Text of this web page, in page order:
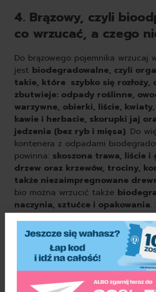
4. Brązowy, czyli
co wrzucać, a czego
Do brązowego pojemnika wrzucaj
jest biodegradowalne, czyli
takie, które szybko się rozłoży,
zbutwieje: odpady roślinne,
warzywne, obierki, liście,
kawie i herbacie, skorupki jaj
jedzenia (bez ryb i mięsa). Do
kontenera z odpadami
powinna: skoszona trawa, liście i
drzew oraz krzewów, trociny,
także niezaimpregnowane
bio można wrzucić także
naczynia, sztućce i opakowania.
uwagę na oznaczenia, bo
opakowań i sztućców jest coraz
otrębów, kukurydzy, etc.
Odpady
biodegradowalne najlepiej
pojemnika luzem. Jeśli nie masz
możliwości używaj